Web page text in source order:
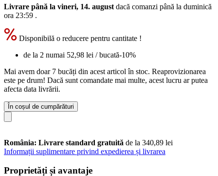
Livrare până la vineri, 14. august dacă comanzi până la duminică
ora 23:59 .
Disponibilă o reducere pentru cantitate !
de la 2 numai 52,98 lei / bucată-10%
Mai avem doar 7 bucăți din acest articol în stoc. Reaprovizionarea
este pe drum! Dacă sunt comandate mai multe, acest lucru ar putea
afecta data livrării.
În coșul de cumpărături
România: Livrare standard gratuită de la 340,89 lei
Informații suplimentare privind expedierea și livrarea
Proprietăți și avantaje